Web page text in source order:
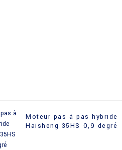
Moteur pas à pas hybride
Haisheng 35HS 0,9 degré